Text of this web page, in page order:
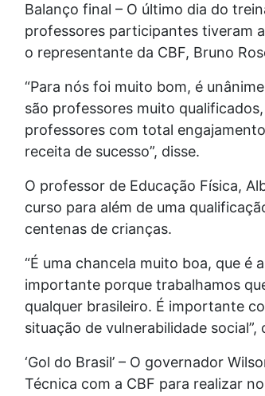
Balanço final – O último dia do
professores participantes tiveram
o representante da CBF, Bruno
“Para nós foi muito bom, é
são professores muito
professores com total
receita de sucesso”, disse.
O professor de Educação Física,
curso para além de uma
centenas de crianças.
“É uma chancela muito boa, que é
importante porque trabalhamos
qualquer brasileiro. É importante
situação de vulnerabilidade social”,
‘Gol do Brasil’ – O governador
Técnica com a CBF para realizar